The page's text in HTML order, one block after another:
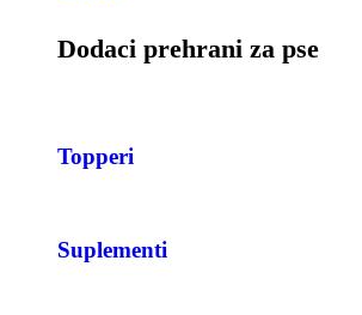
Dodaci prehrani za pse
Topperi
Suplementi